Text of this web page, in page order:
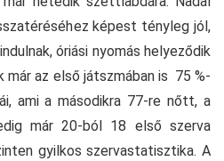
képest tényleg jól,
óriási nyomás helyeződik
már az első játszmában is 75 %-
ami a másodikra 77-re nőtt, a
már 20-ból 18 első szerva
gyilkos szervastatisztika. A